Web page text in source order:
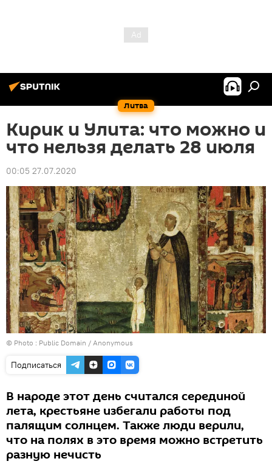
Литва
Кирик и Улита: что можно и
что нельзя делать 28 июля
00:05 27.07.2020
© Photo : Public Domain / Anonymous
Подписаться
В народе этот день считался серединой
лета, крестьяне избегали работы под
палящим солнцем. Также люди верили,
что на полях в это время можно встретить
разную нечисть